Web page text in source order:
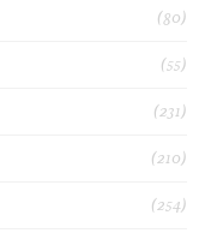
(80)
(55)
(231)
(210)
(254)